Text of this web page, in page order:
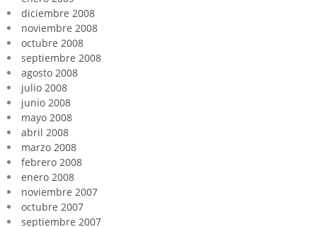
diciembre 2008
noviembre 2008
octubre 2008
septiembre 2008
agosto 2008
julio 2008
junio 2008
mayo 2008
abril 2008
marzo 2008
febrero 2008
enero 2008
noviembre 2007
octubre 2007
septiembre 2007